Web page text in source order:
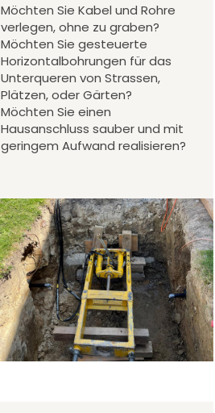
Möchten Sie Kabel und Rohre
verlegen, ohne zu graben?
Möchten Sie gesteuerte
Horizontalbohrungen für das
Unterqueren von Strassen,
Plätzen, oder Gärten?
Möchten Sie einen
Hausanschluss sauber und mit
geringem Aufwand realisieren?